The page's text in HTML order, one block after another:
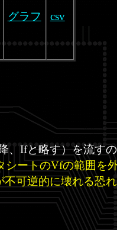
グラフ csv
、Ifと略す）を流す
シートのVfの範囲を
可逆的に壊れる恐